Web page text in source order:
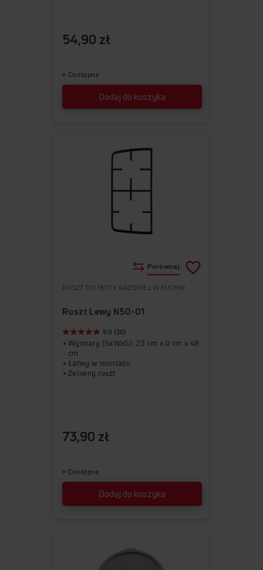
Dodaj do koszyka
54,90 zł
Dostępne
RUSZT DO PŁYTY GAZOWEJ W KUCHNI
Ruszt Lewy N50-01
Dodaj do koszyka
5.0 (20)
Wymiary (SxWxG): 23 cm x 0 cm x 48
cm
Łatwy w montażu
Żeliwny ruszt
73,90 zł
Dostępne
Porównaj